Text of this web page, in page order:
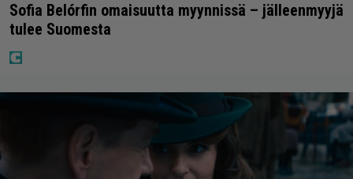
Sofia Belórfin omaisuutta myynnissä – jälleenmyyjä
tulee Suomesta